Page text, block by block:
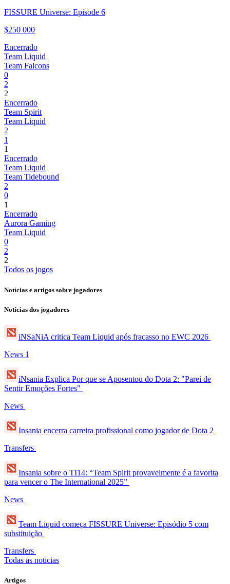
FISSURE Universe: Episode 6
$250 000
Encerrado
Team Liquid
Team Falcons
0
2
2
Encerrado
Team Spirit
Team Liquid
2
1
1
Encerrado
Team Liquid
Team Tidebound
2
0
1
Encerrado
Aurora Gaming
Team Liquid
0
2
2
Todos os jogos
Notícias e artigos sobre jogadores
Notícias dos jogadores
iNSaNiA critica Team Liquid após fracasso no EWC 2026
News 1
iNsania Explica Por que se Aposentou do Dota 2: "Parei de
Sentir Emoções Fortes"
News
Insania encerra carreira profissional como jogador de Dota 2
Transfers
Insania sobre o TI14: “Team Spirit provavelmente é a favorita
para vencer o The International 2025”
News
Team Liquid começa FISSURE Universe: Episódio 5 com
substituição
Transfers
Todas as notícias
Artigos